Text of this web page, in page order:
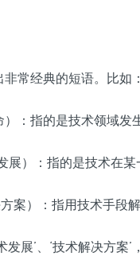
常经典的短语。比如：
）：指的是技术领域发
展）：指的是技术在
方案）：指用技术手段
发展’、‘技术解决方案